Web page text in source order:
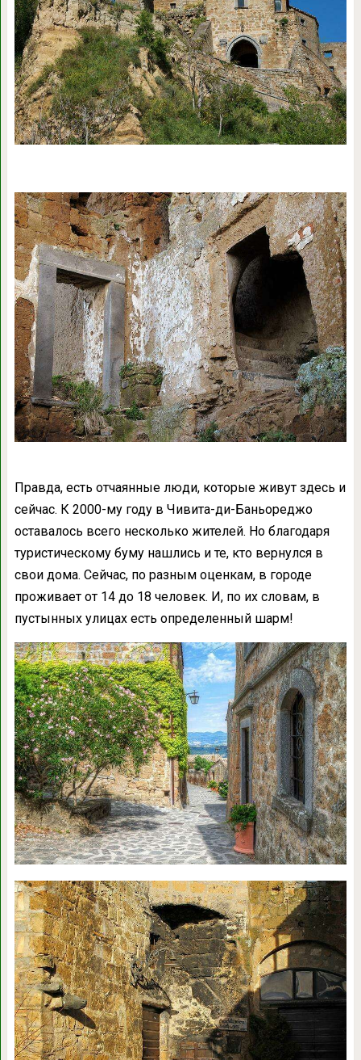
Правда, есть отчаянные люди, которые живут здесь и
сейчас. К 2000-му году в Чивита-ди-Баньореджо
оставалось всего несколько жителей. Но благодаря
туристическому буму нашлись и те, кто вернулся в
свои дома. Сейчас, по разным оценкам, в городе
проживает от 14 до 18 человек. И, по их словам, в
пустынных улицах есть определенный шарм!